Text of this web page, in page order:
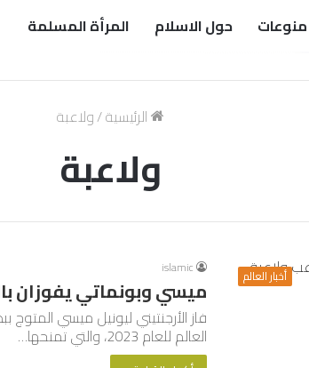
منوعات حول الاسلام المرأة المسلمة
الرئيسية/ولاعبة
ولاعبة
أخبار العالم islamic
ميسي وبونماتي يفوزان
فاز الأرجنتيني ليونيل ميسي
العالم للعام 2023، والتي تمنحها…